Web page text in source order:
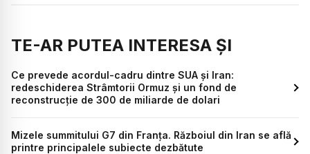
TE-AR PUTEA INTERESA ȘI
Ce prevede acordul-cadru dintre SUA și Iran:
redeschiderea Strâmtorii Ormuz și un fond de
reconstrucție de 300 de miliarde de dolari
Mizele summitului G7 din Franța. Războiul din Iran se află
printre principalele subiecte dezbătute